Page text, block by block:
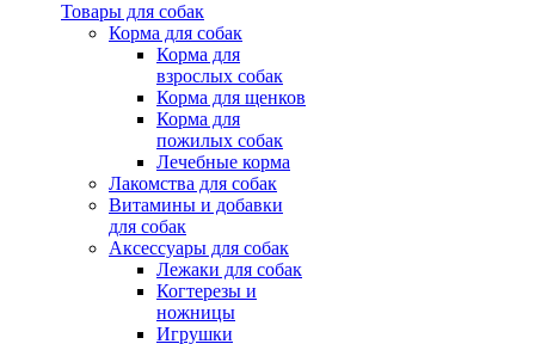
Товары для собак
Корма для собак
Корма для
взрослых собак
Корма для щенков
Корма для
пожилых собак
Лечебные корма
Лакомства для собак
Витамины и добавки
для собак
Аксессуары для собак
Лежаки для собак
Когтерезы и
ножницы
Игрушки